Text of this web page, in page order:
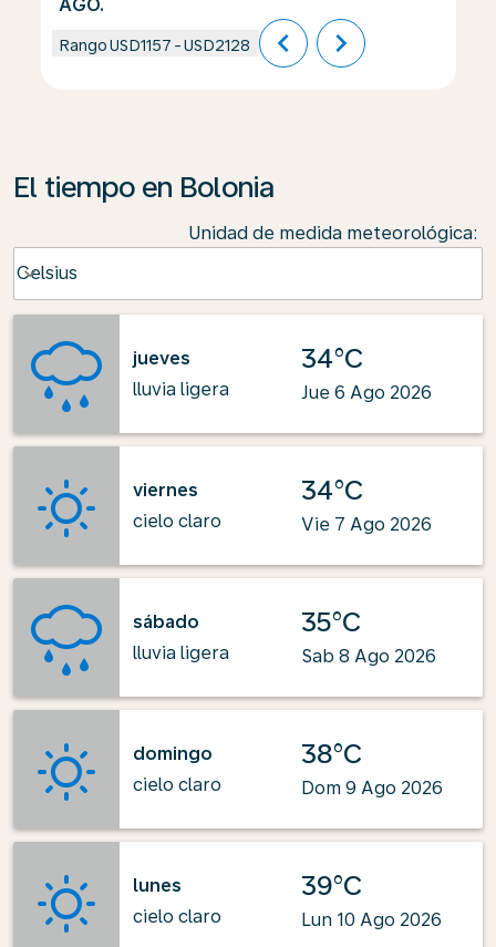
AGO.
RangoUSD1157 -USD2128 chevron_left chevron_right
El tiempo en Bolonia
Unidad de medida meteorológica:
Celsius
keyboard_arrow_down
jueves
lluvia ligera
34°C
Jue 6 Ago 2026
viernes
cielo claro
34°C
Vie 7 Ago 2026
sábado
lluvia ligera
35°C
Sab 8 Ago 2026
domingo
cielo claro
38°C
Dom 9 Ago 2026
lunes
cielo claro
39°C
Lun 10 Ago 2026